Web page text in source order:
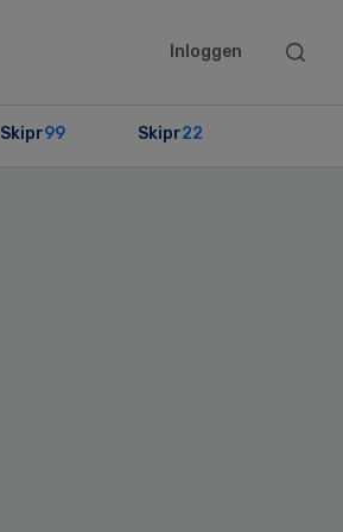
Inloggen
Search
Skipr99 Skipr22